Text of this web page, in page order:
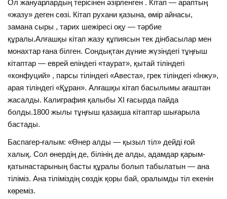
Ол жануарлардың терісінен әзірленген . Кітап — араптың
«жазу» деген сөзі. Кітап рухани қазына, өмір айнасы,
замана сыры , тарих шежіресі оқу — тәрбие
құралы.Алғашқы кітап жазу құпиясын тек дінбасылар мен
монахтар ғана білген. Сондықтан дүние жүзіндегі тұңғыш
кітаптар — еврей еліндегі «таурат», қытай тіліндегі
«конфуций» , парсы тіліндегі «Авеста», грек тіліндегі «Інжу»,
арая тіліндегі «Құран». Алғашқы кітап басылымы ағаштан
жасалды. Калиграфия қалыбы ХІ ғасырда пайда
болды.1800 жылы тұңғыш қазақша кітаптар шығарыла
бастады.
Баспагер-ғалым: «Өнер алды — қызыл тіл» дейді ғой
халық. Сол өнердің де, білінің де алды, адамдар қарым-
қатынастарының басты құралы болып табылатын — ана
тіліміз. Ана тіліміздің сөздік қоры бай, оралымды тіл екенін
көреміз.